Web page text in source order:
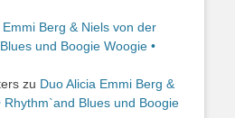
Emmi Berg & Niels von der
und Boogie Woogie •
zu Duo Alicia Emmi Berg &
Rhythm`and Blues und Boogie